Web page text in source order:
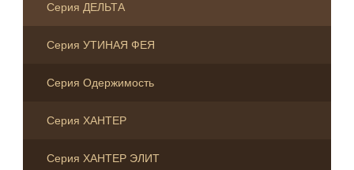
Серия ДЕЛЬТА
Серия УТИНАЯ ФЕЯ
Серия Одержимость
Серия ХАНТЕР
Серия ХАНТЕР ЭЛИТ